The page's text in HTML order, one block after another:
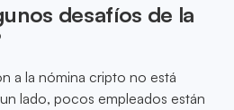
desafíos de la
a la nómina cripto no está
lado, pocos empleados están